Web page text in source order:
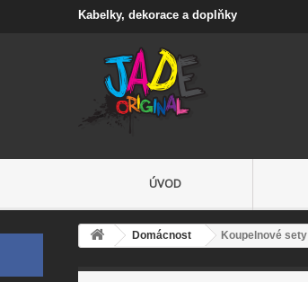
Kabelky, dekorace a doplňky
ÚVOD
Domácnost Koupelnové sety